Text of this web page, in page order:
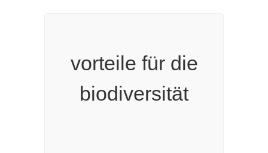
vorteile für die
biodiversität